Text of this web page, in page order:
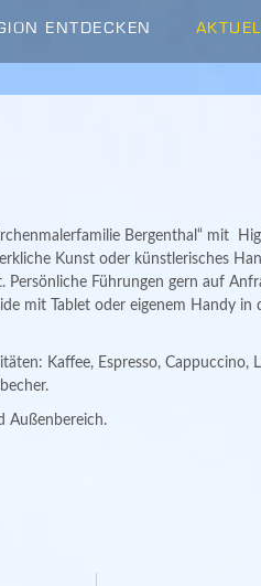
ENTDECKEN
Bergenthal“ mit
Kunst oder künstlerisches
Persönliche Führungen gern auf
mit Tablet oder eigenem Handy in
Kaffee, Espresso, Cappuccino,
Außenbereich.